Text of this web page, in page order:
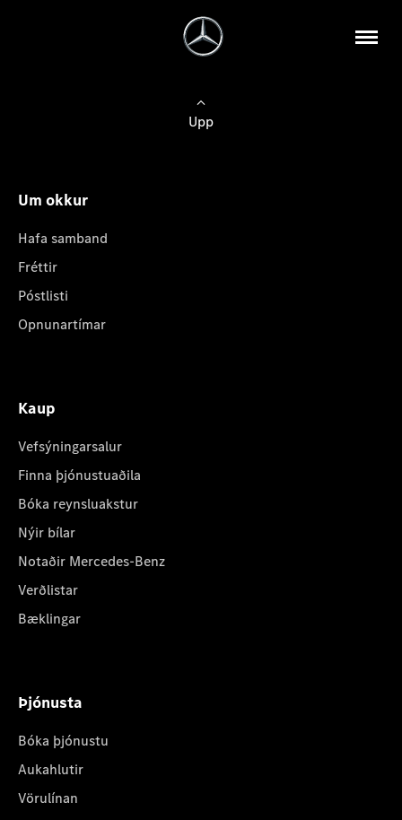
Upp
Um okkur
Hafa samband
Fréttir
Póstlisti
Opnunartímar
Kaup
Vefsýningarsalur
Finna þjónustuaðila
Bóka reynsluakstur
Nýir bílar
Notaðir Mercedes-Benz
Verðlistar
Bæklingar
Þjónusta
Bóka þjónustu
Aukahlutir
Vörulínan